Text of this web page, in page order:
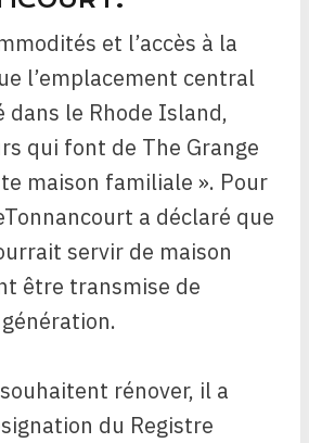
et l’accès à la
l’emplacement central
dans le Rhode Island,
qui font de The Grange
maison familiale ». Pour
a déclaré que
servir de maison
être transmise de
rénover, il a
du Registre